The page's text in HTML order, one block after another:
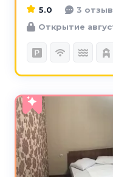
5.0
3
Открытие